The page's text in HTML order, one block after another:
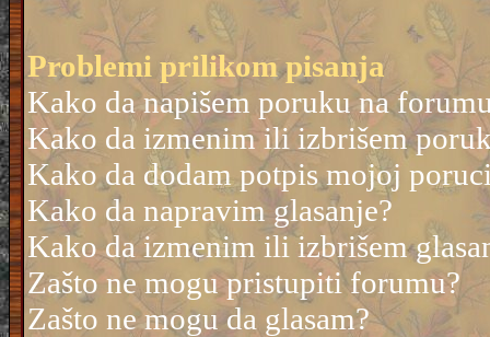
Problemi prilikom pisanja
Kako da napišem poruku na
Kako da izmenim ili izbrišem
Kako da dodam potpis mojoj
Kako da napravim glasanje?
Kako da izmenim ili izbrišem
Zašto ne mogu pristupiti forumu?
Zašto ne mogu da glasam?